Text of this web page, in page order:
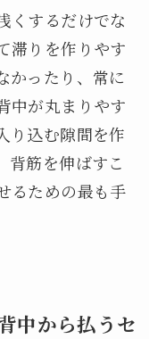
くするだけでな
滞りを作りやす
かったり、常に
中が丸まりやす
り込む隙間を作
背筋を伸ばすこ
るための最も手
中から払うセ